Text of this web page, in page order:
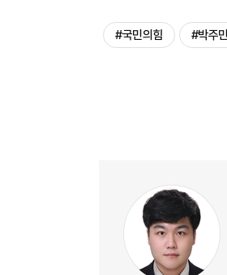
#국민의힘 #박주민